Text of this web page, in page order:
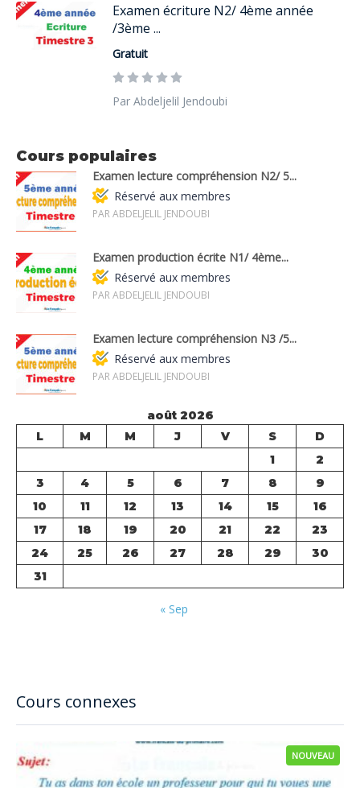
Cours connexes
NOUVEAU
Examen écriture N2/ 4ème année
/3ème ...
Gratuit
Par Abdeljelil Jendoubi
Cours populaires
Examen lecture compréhension N2/ 5...
Réservé aux membres
PAR ABDELJELIL JENDOUBI
Examen production écrite N1/ 4ème...
Réservé aux membres
PAR ABDELJELIL JENDOUBI
Examen lecture compréhension N3 /5...
Réservé aux membres
PAR ABDELJELIL JENDOUBI
août 2026
L
M M J V S
D
1
2
3
4 5 6 7 8
9
10
11 12 13 14 15
16
17
18 19 20 21 22
23
24
25 26 27 28 29
30
31
« Sep